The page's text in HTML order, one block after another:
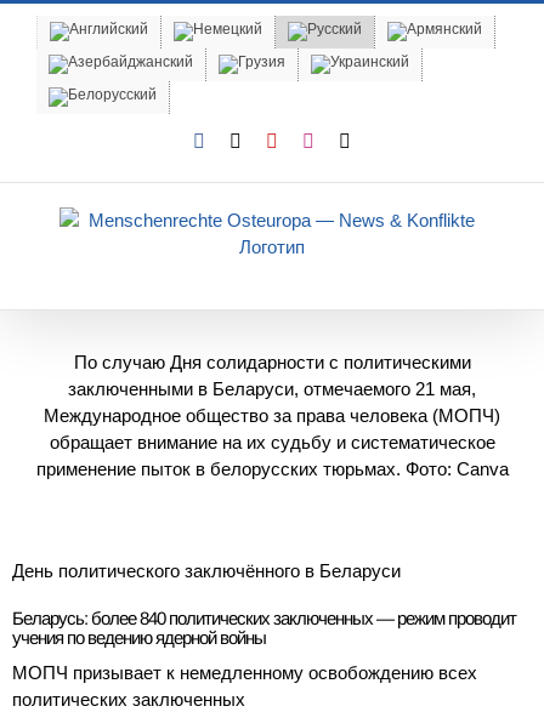
content
Facebook YouTubeInstagram
По случаю Дня солидарности с политическими
заключенными в Беларуси, отмечаемого 21 мая,
Международное общество за права человека (МОПЧ)
обращает внимание на их судьбу и систематическое
применение пыток в белорусских тюрьмах. Фото: Canva
День политического заключённого в Беларуси
Беларусь: более 840 политических заключенных — режим проводит
учения по ведению ядерной войны
МОПЧ призывает к немедленному освобождению всех
политических заключенных